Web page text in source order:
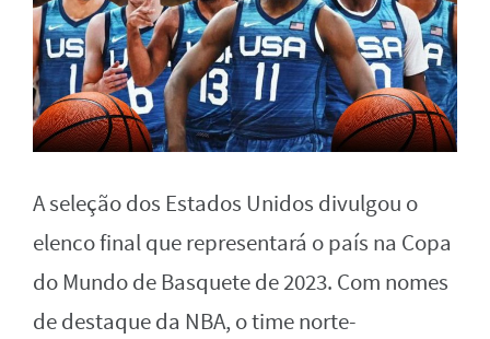
A seleção dos Estados Unidos divulgou o
elenco final que representará o país na Copa
do Mundo de Basquete de 2023. Com nomes
de destaque da NBA, o time norte-